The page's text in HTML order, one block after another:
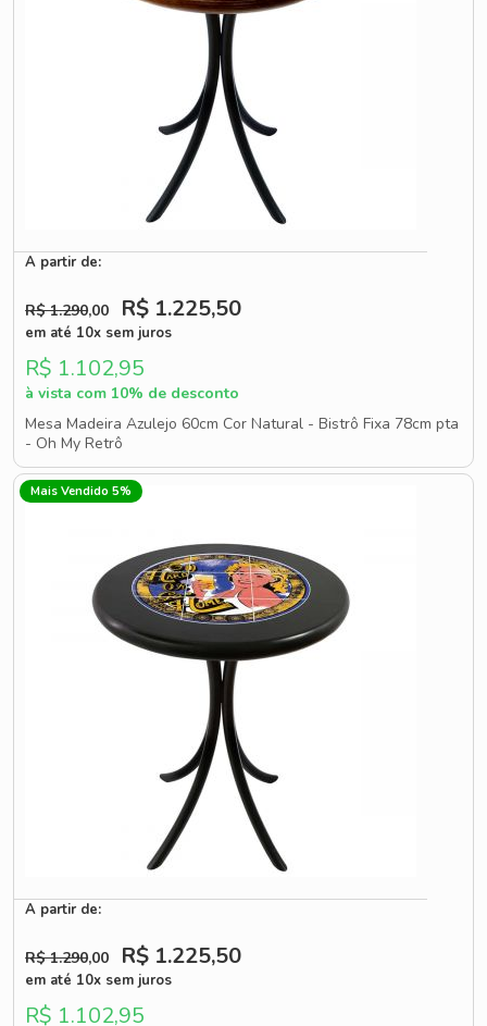
A partir de:
R$ 1.290,00 R$ 1.225,50
em até 10x sem juros
R$ 1.102,95
à vista com 10% de desconto
Mesa Madeira Azulejo 60cm Cor Natural - Bistrô Fixa 78cm pta
- Oh My Retrô
Mais Vendido 5%
A partir de:
R$ 1.290,00 R$ 1.225,50
em até 10x sem juros
R$ 1.102,95